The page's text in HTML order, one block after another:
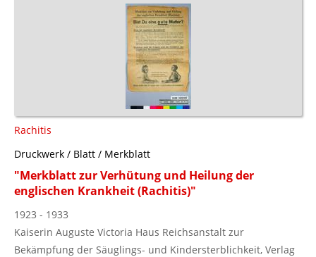
Rachitis
Druckwerk / Blatt / Merkblatt
"Merkblatt zur Verhütung und Heilung der
englischen Krankheit (Rachitis)"
1923 - 1933
Kaiserin Auguste Victoria Haus Reichsanstalt zur
Bekämpfung der Säuglings- und Kindersterblichkeit, Verlag